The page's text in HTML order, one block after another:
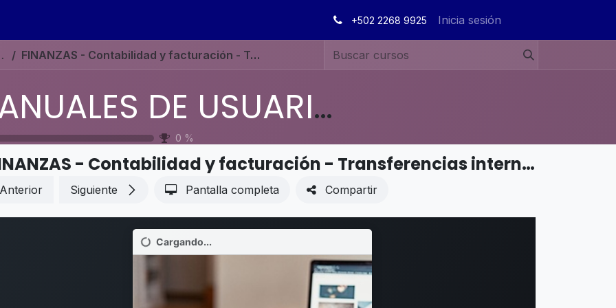
+502 2268 9925 Inicia sesión
ODOO 19 FINANZAS - Contabilidad y facturación - Transferencias internas
MANUALES DE USUARIO EN ESPAÑOL ODOO 19
0 %
FINANZAS - Contabilidad y facturación - Transferencias internas
Anterior Siguiente Pantalla completa Compartir